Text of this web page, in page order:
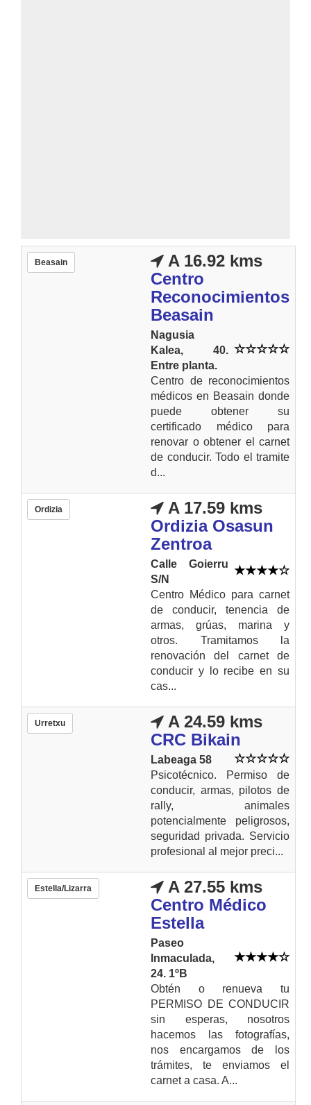
Beasain
A 16.92 kms
Centro
Reconocimientos
Beasain
Nagusia
Kalea, 40.
Entre planta.
Centro de reconocimientos
médicos en Beasain donde
puede obtener su
certificado médico para
renovar o obtener el carnet
de conducir. Todo el tramite
d...
Ordizia
A 17.59 kms
Ordizia Osasun
Zentroa
Calle Goierru
S/N
Centro Médico para carnet
de conducir, tenencia de
armas, grúas, marina y
otros. Tramitamos la
renovación del carnet de
conducir y lo recibe en su
cas...
Urretxu
A 24.59 kms
CRC Bikain
Labeaga 58
Psicotécnico. Permiso de
conducir, armas, pilotos de
rally, animales
potencialmente peligrosos,
seguridad privada. Servicio
profesional al mejor preci...
Estella/Lizarra
A 27.55 kms
Centro Médico
Estella
Paseo
Inmaculada,
24. 1ºB
Obtén o renueva tu
PERMISO DE CONDUCIR
sin esperas, nosotros
hacemos las fotografías,
nos encargamos de los
trámites, te enviamos el
carnet a casa. A...